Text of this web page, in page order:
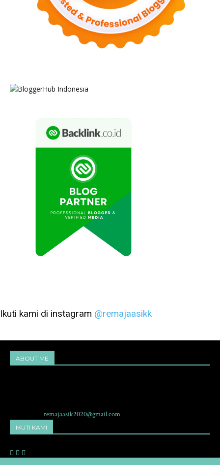
Ikuti kami di instagram @remajaasikk
ABOUT ME
remajaasik2020@gmail.com
IKUTI KAMI